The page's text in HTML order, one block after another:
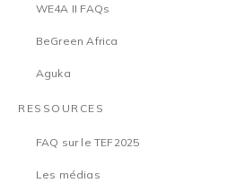
WE4A II FAQs
BeGreen Africa
Aguka
RESSOURCES
FAQ sur le TEF2025
Les médias